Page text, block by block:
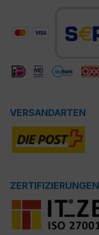
VERSANDARTEN
ZERTIFIZIERUNGEN